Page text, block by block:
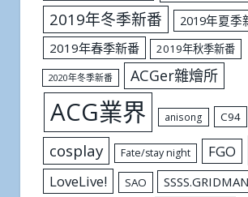
2019年冬季新番
2019年夏季
2019年春季新番
2019年秋季新番
2020年冬季新番 ACGer雜燴所
ACG業界 anisong C94
cosplay Fate/stay night FGO
LoveLive! SAO SSSS.GRIDMAN